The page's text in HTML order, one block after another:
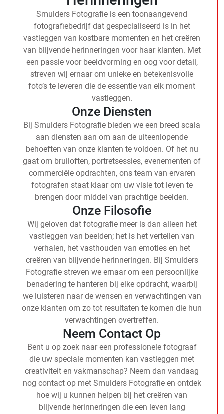
Smulders Fotografie is een toonaangevend
fotografiebedrijf dat gespecialiseerd is in het
vastleggen van kostbare momenten en het creëren
van blijvende herinneringen voor haar klanten. Met
een passie voor beeldvorming en oog voor detail,
streven wij ernaar om unieke en betekenisvolle
foto’s te leveren die de essentie van elk moment
vastleggen.
Onze Diensten
Bij Smulders Fotografie bieden we een breed scala
aan diensten aan om aan de uiteenlopende
behoeften van onze klanten te voldoen. Of het nu
gaat om bruiloften, portretsessies, evenementen of
commerciële opdrachten, ons team van ervaren
fotografen staat klaar om uw visie tot leven te
brengen door middel van prachtige beelden.
Onze Filosofie
Wij geloven dat fotografie meer is dan alleen het
vastleggen van beelden; het is het vertellen van
verhalen, het vasthouden van emoties en het
creëren van blijvende herinneringen. Bij Smulders
Fotografie streven we ernaar om een persoonlijke
benadering te hanteren bij elke opdracht, waarbij
we luisteren naar de wensen en verwachtingen van
onze klanten om zo tot resultaten te komen die hun
verwachtingen overtreffen.
Neem Contact Op
Bent u op zoek naar een professionele fotograaf
die uw speciale momenten kan vastleggen met
creativiteit en vakmanschap? Neem dan vandaag
nog contact op met Smulders Fotografie en ontdek
hoe wij u kunnen helpen bij het creëren van
blijvende herinneringen die een leven lang